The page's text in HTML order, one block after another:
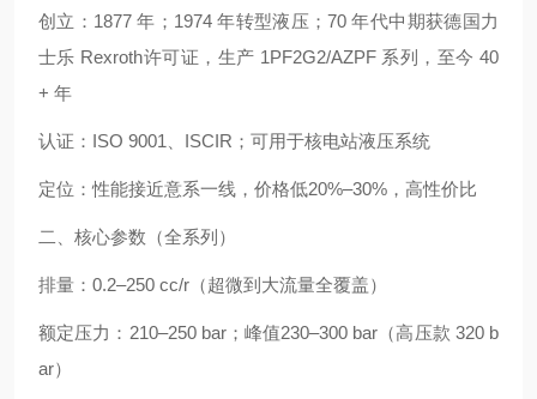
创立：1877 年；1974 年转型液压；70 年代中期获德国力
士乐 Rexroth许可证，生产 1PF2G2/AZPF 系列，至今 40
+ 年
认证：ISO 9001、ISCIR；可用于核电站液压系统
定位：性能接近意系一线，价格低20%–30%，高性价比
二、核心参数（全系列）
排量：0.2–250 cc/r（超微到大流量全覆盖）
额定压力：210–250 bar；峰值230–300 bar（高压款 320 b
ar）